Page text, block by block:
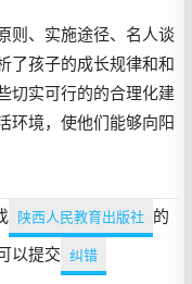
则、实施途径、名人谈
了孩子的成长规律和和
切实可行的的合理化建
环境，使他们能够向阳
陕西人民教育出版社 的
以提交 纠错